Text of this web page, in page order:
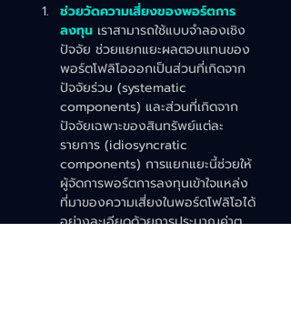
ช่วยวัดความเสี่ยงของพอร์ตการ
ลงทุน เราสามารถใช้แบบจำลองเชิง
ปัจจัย ช่วยแยกแยะผลตอบแทนของ
พอร์ตโฟลิโอออกเป็นส่วนที่เกิดจาก
ปัจจัยร่วม (systematic
components) และส่วนที่เกิดจาก
ปัจจัยเฉพาะของสินทรัพย์แต่ละ
รายการ (idiosyncratic
components) การแยกแยะนี้ช่วยให้
ผู้จัดการพอร์ตการลงทุนเข้าใจแหล่ง
ที่มาของความเสี่ยงในพอร์ตโฟลิโอได้
อย่างละเอียดด้วยการประมาณค่าต